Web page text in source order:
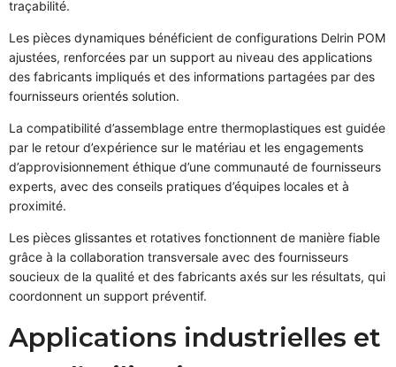
traçabilité.
Les pièces dynamiques bénéficient de configurations Delrin POM
ajustées, renforcées par un support au niveau des applications
des fabricants impliqués et des informations partagées par des
fournisseurs orientés solution.
La compatibilité d’assemblage entre thermoplastiques est guidée
par le retour d’expérience sur le matériau et les engagements
d’approvisionnement éthique d’une communauté de fournisseurs
experts, avec des conseils pratiques d’équipes locales et à
proximité.
Les pièces glissantes et rotatives fonctionnent de manière fiable
grâce à la collaboration transversale avec des fournisseurs
soucieux de la qualité et des fabricants axés sur les résultats, qui
coordonnent un support préventif.
Applications industrielles et